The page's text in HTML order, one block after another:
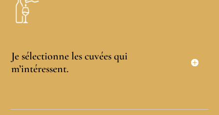
Je sélectionne les cuvées qui
m’intéressent.